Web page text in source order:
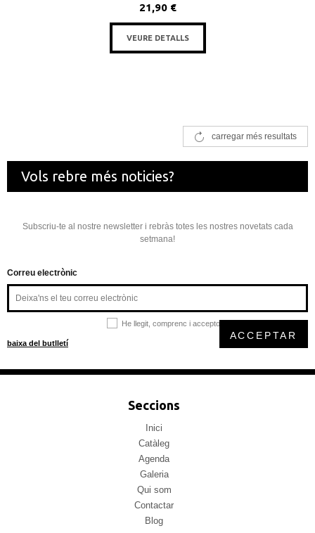
21,90 €
VEURE DETALLS
carregar més resultats
Vols rebre més noticies?
Subscriu-te al nostre newsletter i rebràs totes les nostres novetats cada
setmana!
Correu electrònic
He llegit, comprenc i accepto la
baixa del butlletí
ACCEPTAR
Seccions
Inici
Catàleg
Agenda
Galeria
Qui som
Contactar
Blog